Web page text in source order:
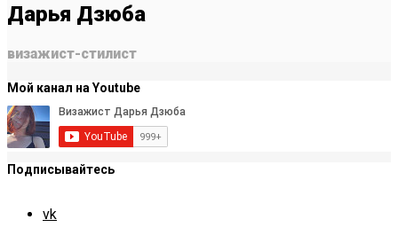
Дарья Дзюба
визажист-стилист
Мой канал на Youtube
Подписывайтесь
vk